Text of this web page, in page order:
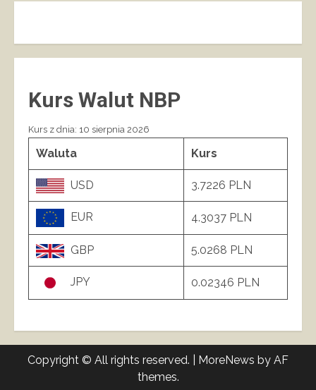
Kurs Walut NBP
Kurs z dnia: 10 sierpnia 2026
Waluta Kurs
USD 3.7226 PLN
EUR 4.3037 PLN
GBP 5.0268 PLN
JPY 0.02346 PLN
Copyright © All rights reserved. MoreNews by AF
themes.